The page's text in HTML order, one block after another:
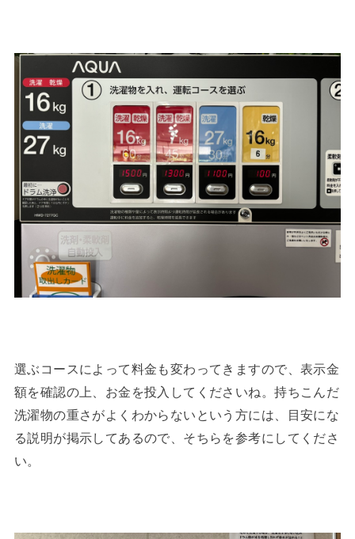
選ぶコースによって料金も変わってきますので、表示金
額を確認の上、お金を投入してくださいね。持ちこんだ
洗濯物の重さがよくわからないという方には、目安にな
る説明が掲示してあるので、そちらを参考にしてくださ
い。